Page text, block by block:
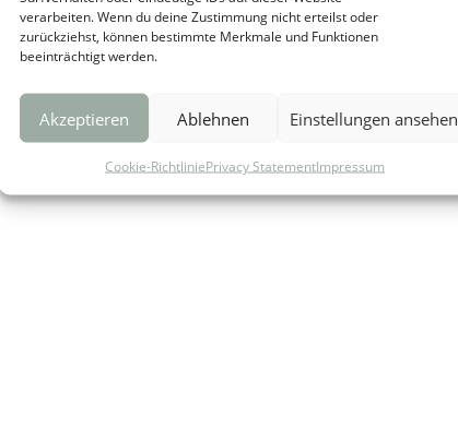
verarbeiten. Wenn du deine Zustimmung nicht erteilst oder
zurückziehst, können bestimmte Merkmale und Funktionen
beeinträchtigt werden.
Akzeptieren Ablehnen Einstellungen ansehen
Cookie-RichtliniePrivacy StatementImpressum